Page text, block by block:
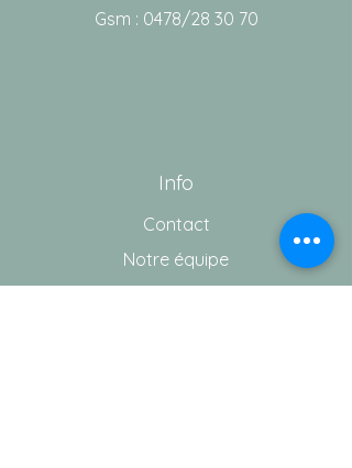
Gsm : 0478/28 30 70
Info
Contact
Notre équipe